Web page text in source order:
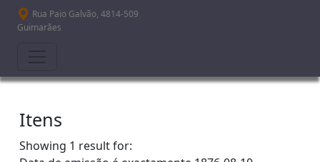
Passar para o conteúdo principal
Rua Paio Galvão, 4814-509
Guimarães
Itens
Showing 1 result for: